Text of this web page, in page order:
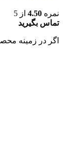
نمره 4.50 از 5
تماس بگیرید
اگر در زمینه